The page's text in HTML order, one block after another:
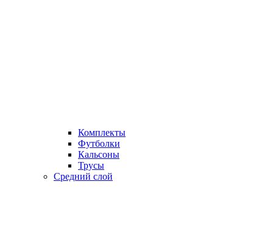
Комплекты
Футболки
Кальсоны
Трусы
Средний слой